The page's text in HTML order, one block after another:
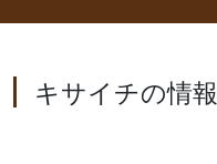
キサイチの情報